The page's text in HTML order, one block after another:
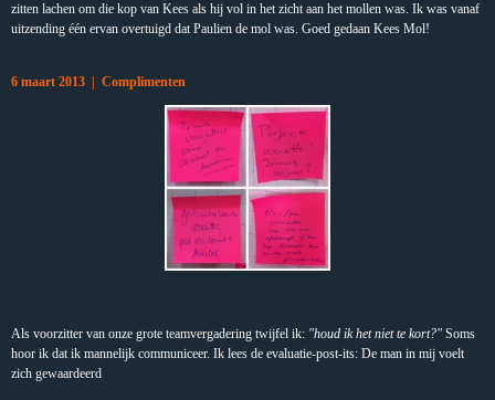
zitten lachen om die kop van Kees als hij vol in het zicht aan het mollen was. Ik was vanaf
uitzending één ervan overtuigd dat Paulien de mol was. Goed gedaan Kees Mol!
6 maart 2013 | Complimenten
Als voorzitter van onze grote teamvergadering twijfel ik: "houd ik het niet te kort?" Soms
hoor ik dat ik mannelijk communiceer. Ik lees de evaluatie-post-its: De man in mij voelt
zich gewaardeerd